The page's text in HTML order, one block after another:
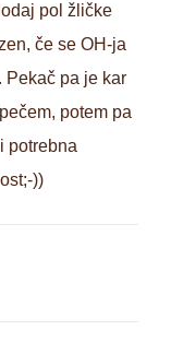
pol žličke
če se OH-ja
Pekač pa je kar
potem pa
potrebna
))